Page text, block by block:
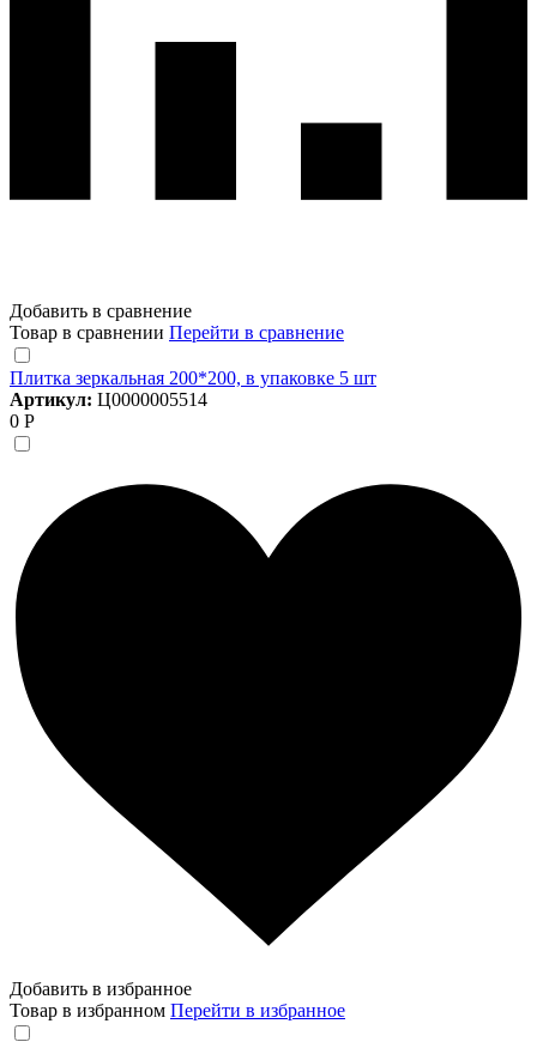
Добавить в сравнение
Товар в сравнении Перейти в сравнение
Плитка зеркальная 200*200, в упаковке 5 шт
Артикул: Ц0000005514
0 Р
Добавить в избранное
Товар в избранном Перейти в избранное